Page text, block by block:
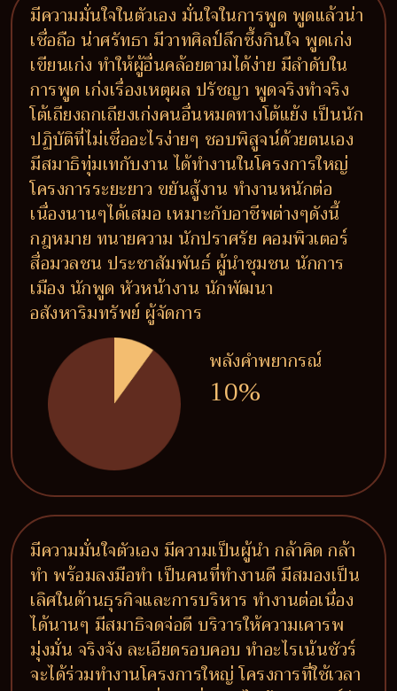
มีความมั่นใจในตัวเอง มั่นใจในการพูด พูดแล้วน่า
เชื่อถือ น่าศรัทธา มีวาทศิลป์ลึกซึ้งกินใจ พูดเก่ง
เขียนเก่ง ทำให้ผู้อื่นคล้อยตามได้ง่าย มีลำดับใน
การพูด เก่งเรื่องเหตุผล ปรัชญา พูดจริงทำจริง
โต้เถียงถกเถียงเก่งคนอื่นหมดทางโต้แย้ง เป็นนัก
ปฏิบัติที่ไม่เชื่ออะไรง่ายๆ ชอบพิสูจน์ด้วยตนเอง
มีสมาธิทุ่มเทกับงาน ได้ทำงานในโครงการใหญ่
โครงการระยะยาว ขยันสู้งาน ทำงานหนักต่อ
เนื่องนานๆได้เสมอ เหมาะกับอาชีพต่างๆดังนี้
กฎหมาย ทนายความ นักปราศรัย คอมพิวเตอร์
สื่อมวลชน ประชาสัมพันธ์ ผู้นำชุมชน นักการ
เมือง นักพูด หัวหน้างาน นักพัฒนา
อสังหาริมทรัพย์ ผู้จัดการ
พลังคำพยากรณ์
10%
มีความมั่นใจตัวเอง มีความเป็นผู้นำ กล้าคิด กล้า
ทำ พร้อมลงมือทำ เป็นคนที่ทำงานดี มีสมองเป็น
เลิศในด้านธุรกิจและการบริหาร ทำงานต่อเนื่อง
ได้นานๆ มีสมาธิจดจ่อดี บริวารให้ความเคารพ
มุ่งมั่น จริงจัง ละเอียดรอบคอบ ทำอะไรเน้นชัวร์
จะได้ร่วมทำงานโครงการใหญ่ โครงการที่ใช้เวลา